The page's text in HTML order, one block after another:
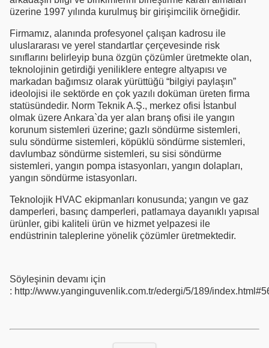
üzerine 1997 yılında kurulmuş bir girişimcilik örneğidir.
Firmamız, alanında profesyonel çalışan kadrosu ile
uluslararası ve yerel standartlar çerçevesinde risk
sınıflarını belirleyip buna özgün çözümler üretmekte olan,
teknolojinin getirdiği yeniliklere entegre altyapısı ve
markadan bağımsız olarak yürüttüğü “bilgiyi paylaşın”
ideolojisi ile sektörde en çok yazılı doküman üreten firma
statüsündedir. Norm Teknik A.Ş., merkez ofisi İstanbul
olmak üzere Ankara`da yer alan branş ofisi ile yangın
korunum sistemleri üzerine; gazlı söndürme sistemleri,
sulu söndürme sistemleri, köpüklü söndürme sistemleri,
davlumbaz söndürme sistemleri, su sisi söndürme
sistemleri, yangın pompa istasyonları, yangın dolapları,
yangın söndürme istasyonları.
Teknolojik HVAC ekipmanları konusunda; yangın ve gaz
damperleri, basınç damperleri, patlamaya dayanıklı yapısal
ürünler, gibi kaliteli ürün ve hizmet yelpazesi ile
endüstrinin taleplerine yönelik çözümler üretmektedir.
Söyleşinin devamı için
: http://www.yanginguvenlik.com.tr/edergi/5/189/